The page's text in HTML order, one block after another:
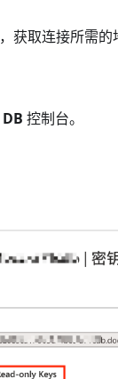
取连接所需的
控制台。